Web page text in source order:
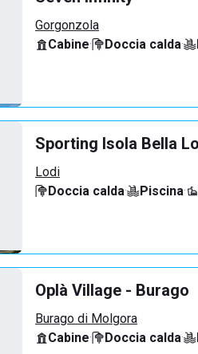
Gorgonzola
Cabine· Doccia calda·
Sporting Isola Bella
Lodi
Doccia calda· Piscina·
Oplà Village - Burago
Burago di Molgora
Cabine· Doccia calda·